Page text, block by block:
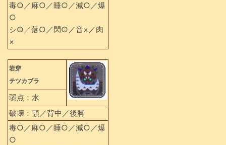
毒○／麻○／睡○／減○／爆
○
シ○／落○／閃○／音×／肉
×
岩穿
テツカブラ
弱点：水
破壊：顎／背中／後脚
毒○／麻○／睡○／減○／爆
○